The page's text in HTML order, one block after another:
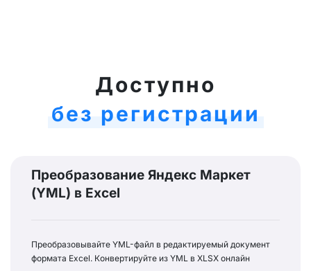
Доступно
без регистрации
Преобразование Яндекс Маркет
(YML) в Excel
Преобразовывайте YML-файл в редактируемый документ
формата Excel. Конвертируйте из YML в XLSX онлайн